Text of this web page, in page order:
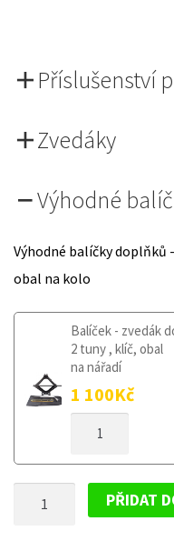
Příslušenství
Zvedáky
Výhodné
Výhodné balíčky doplňků
obal na kolo
Balíček - zvedák
2 tuny , klíč, obal
na nářadí
1 100Kč
KOLO
OD
PŘIDAT